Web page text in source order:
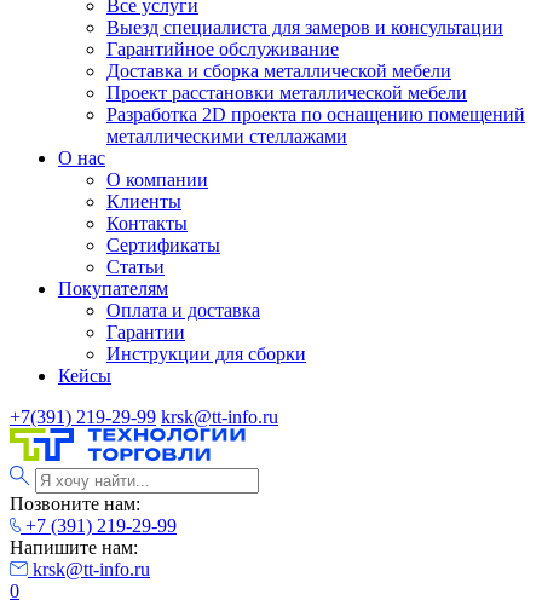
Все услуги
Выезд специалиста для замеров и консультации
Гарантийное обслуживание
Доставка и сборка металлической мебели
Проект расстановки металлической мебели
Разработка 2D проекта по оснащению помещений
металлическими стеллажами
О нас
О компании
Клиенты
Контакты
Сертификаты
Статьи
Покупателям
Оплата и доставка
Гарантии
Инструкции для сборки
Кейсы
+7(391) 219-29-99 krsk@tt-info.ru
Позвоните нам:
+7 (391) 219-29-99
Напишите нам:
krsk@tt-info.ru
0